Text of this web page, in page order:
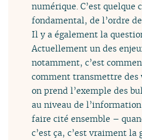
numérique. C’est quelque
fondamental, de l’ordre
Il y a également la
Actuellement un des
notamment, c’est
comment transmettre des
on prend l’exemple des
au niveau de
faire cité ensemble –
c’est ça, c’est vraiment